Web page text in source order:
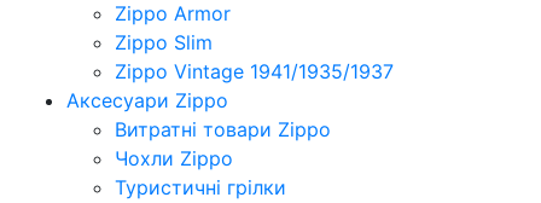
Zippo Armor
Zippo Slim
Zippo Vintage 1941/1935/1937
Аксесуари Zippo
Витратні товари Zippo
Чохли Zippo
Туристичні грілки